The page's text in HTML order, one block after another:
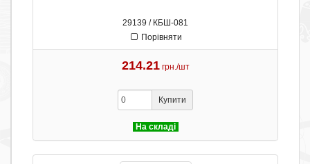
29139 / КБШ-081
Порівняти
214.21 грн./шт
Купити
На складі